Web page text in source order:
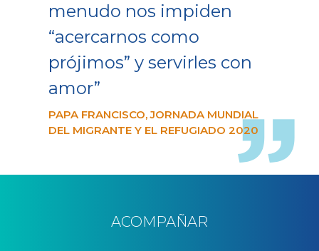
menudo nos impiden
“acercarnos como
prójimos” y servirles con
amor”
PAPA FRANCISCO, JORNADA MUNDIAL
DEL MIGRANTE Y EL REFUGIADO 2020
ACOMPAÑAR